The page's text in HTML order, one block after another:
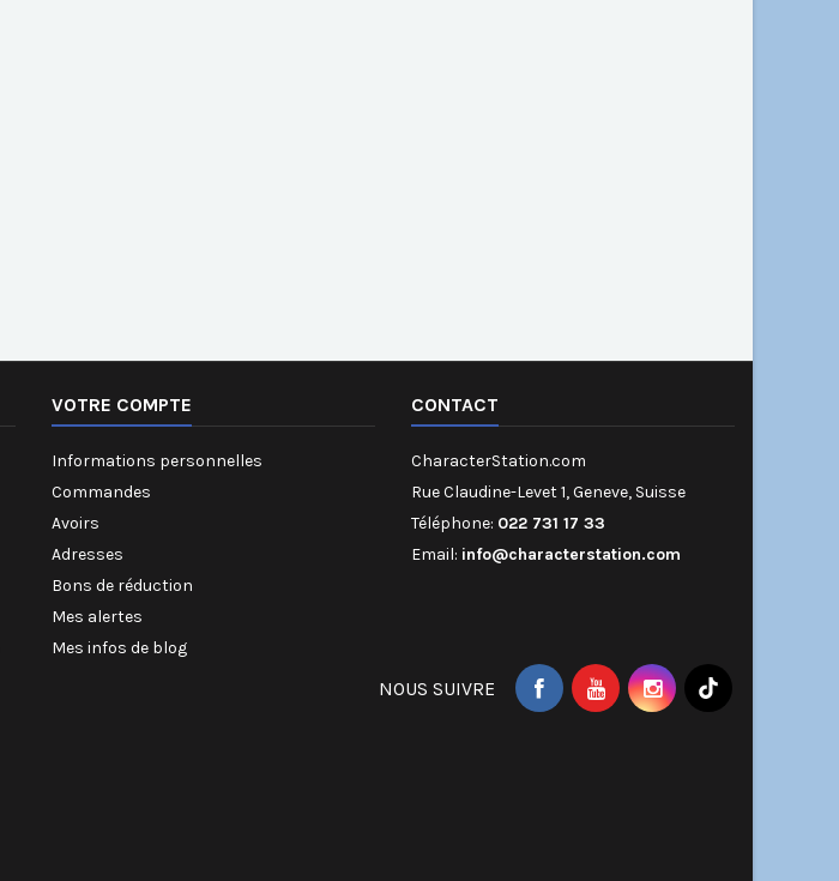
VOTRE COMPTE
Informations personnelles
Commandes
Avoirs
Adresses
Bons de réduction
Mes alertes
Mes infos de blog
CONTACT
CharacterStation.com
Rue Claudine-Levet 1, Geneve, Suisse
Téléphone: 022 731 17 33
Email: info@characterstation.com
NOUS SUIVRE